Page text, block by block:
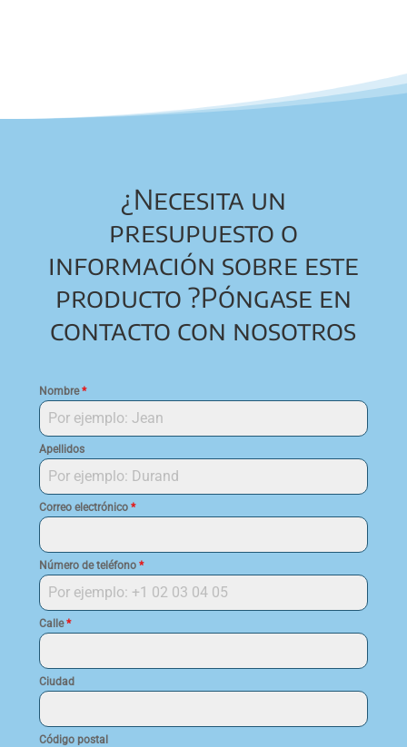
¿Necesita un
presupuesto o
información sobre este
producto ?Póngase en
contacto con nosotros
Nombre*
Apellidos
Correo electrónico *
Número de teléfono *
Calle*
Ciudad
Código postal